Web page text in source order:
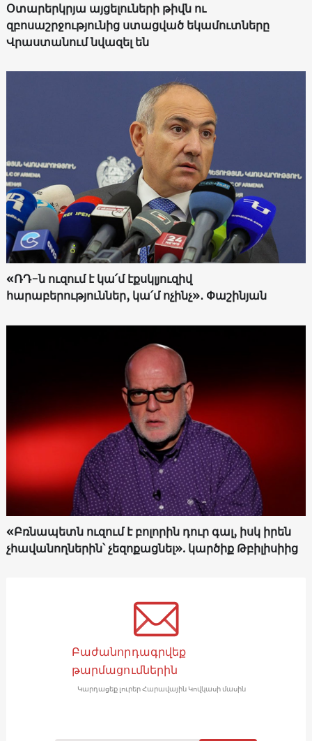
Օտարերկրյա այցելուների թիվն ու
զբոսաշրջությունից ստացված եկամուտները
Վրաստանում նվազել են
«ՌԴ-ն ուզում է կա՛մ էքսկլյուզիվ
հարաբերություններ, կա՛մ ոչինչ»․ Փաշինյան
«Բռնապետն ուզում է բոլորին դուր գալ, իսկ իրեն
չհավանողներին՝ չեզոքացնել». կարծիք Թբիլիսիից
Բաժանորդագրվեք
թարմացումներին
Կարդացեք լուրեր Հարավային Կովկասի մասին